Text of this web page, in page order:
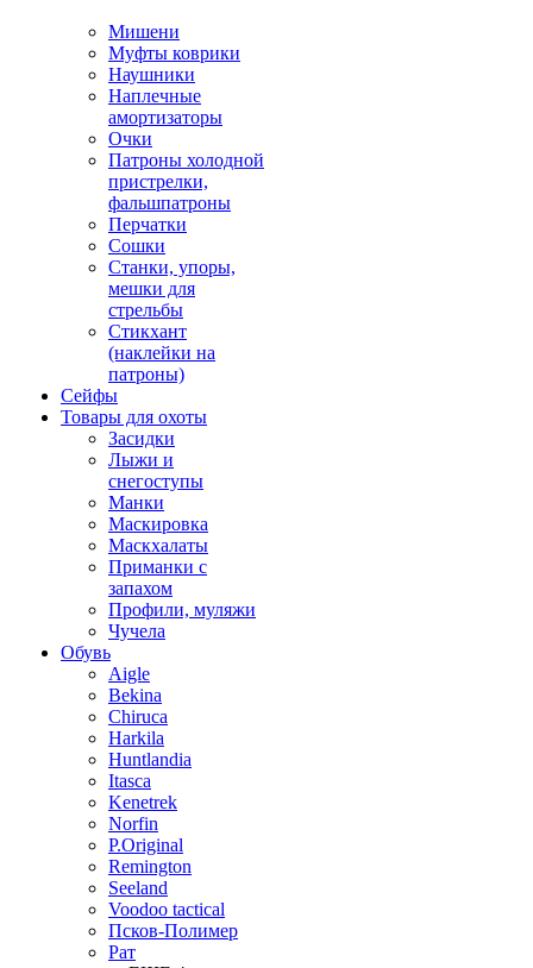
Мишени
Муфты коврики
Наушники
Наплечные
амортизаторы
Очки
Патроны холодной
пристрелки,
фальшпатроны
Перчатки
Сошки
Станки, упоры,
мешки для
стрельбы
Стикхант
(наклейки на
патроны)
Сейфы
Товары для охоты
Засидки
Лыжи и
снегоступы
Манки
Маскировка
Маскхалаты
Приманки с
запахом
Профили, муляжи
Чучела
Обувь
Aigle
Bekina
Chiruсa
Harkila
Huntlandia
Itasca
Kenetrek
Norfin
P.Original
Remington
Seeland
Voodoo tactical
Псков-Полимер
Рат